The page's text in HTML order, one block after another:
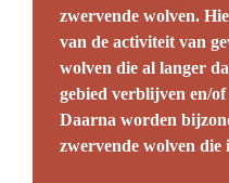
zwervende wolven.
van de activiteit van
wolven die al langer
gebied verblijven en/
Daarna worden
zwervende wolven die